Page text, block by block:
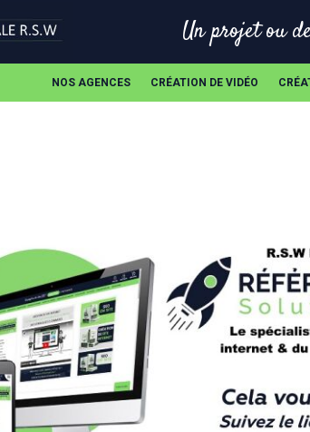
Un projet ou
NOS AGENCES CRÉATION DE VIDÉO